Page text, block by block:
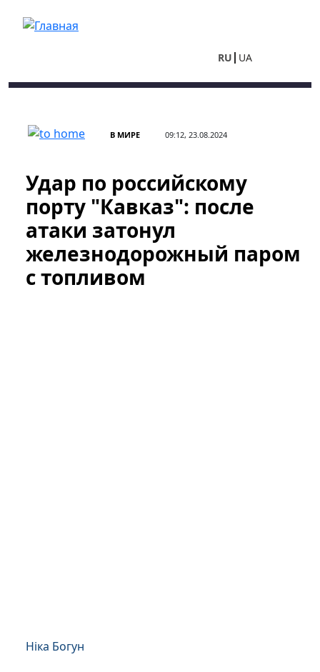
RU UA
В МИРЕ 09:12, 23.08.2024
Удар по российскому
порту "Кавказ": после
атаки затонул
железнодорожный паром
с топливом
Ніка Богун